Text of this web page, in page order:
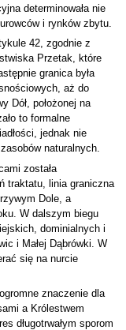
determinowała nie
i rynków zbytu.
42, zgodnie z
Przetak, które
granica była
aż do
Dół, położonej na
to formalne
jednak nie
naturalnych.
została
traktatu, linia graniczna
Dole, a
W dalszym biegu
dominialnych i
i Małej Dąbrówki. W
się na nurcie
znaczenie dla
a Królestwem
długotrwałym sporom